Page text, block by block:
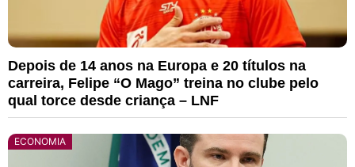
Depois de 14 anos na Europa e 20 títulos na
carreira, Felipe “O Mago” treina no clube pelo
qual torce desde criança – LNF
ECONOMIA